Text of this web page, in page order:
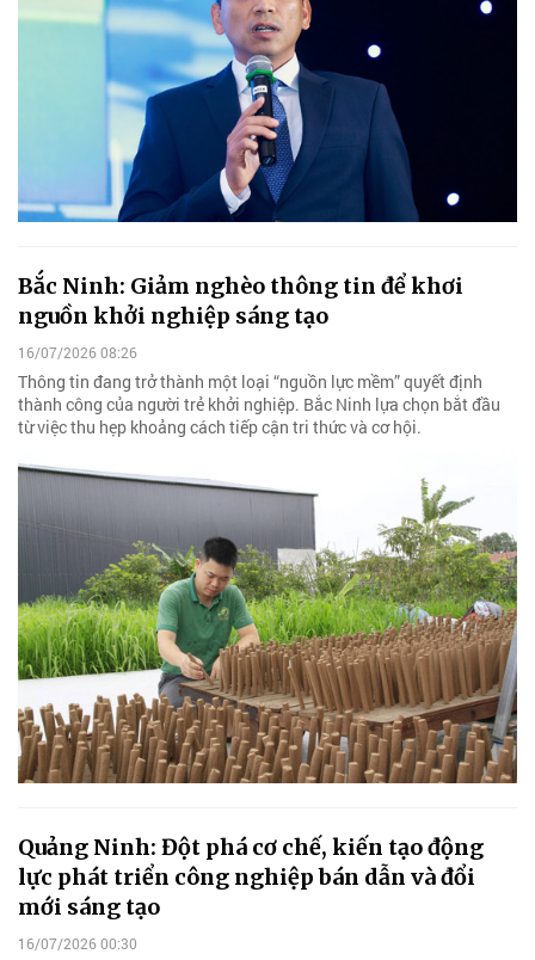
Bắc Ninh: Giảm nghèo thông tin để khơi
nguồn khởi nghiệp sáng tạo
16/07/2026 08:26
Thông tin đang trở thành một loại “nguồn lực mềm” quyết định
thành công của người trẻ khởi nghiệp. Bắc Ninh lựa chọn bắt đầu
từ việc thu hẹp khoảng cách tiếp cận tri thức và cơ hội.
Quảng Ninh: Đột phá cơ chế, kiến tạo động
lực phát triển công nghiệp bán dẫn và đổi
mới sáng tạo
16/07/2026 00:30